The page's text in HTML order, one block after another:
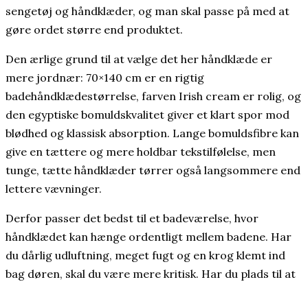
sengetøj og håndklæder, og man skal passe på med at
gøre ordet større end produktet.
Den ærlige grund til at vælge det her håndklæde er
mere jordnær: 70×140 cm er en rigtig
badehåndklædestørrelse, farven Irish cream er rolig, og
den egyptiske bomuldskvalitet giver et klart spor mod
blødhed og klassisk absorption. Lange bomuldsfibre kan
give en tættere og mere holdbar tekstilfølelse, men
tunge, tætte håndklæder tørrer også langsommere end
lettere vævninger.
Derfor passer det bedst til et badeværelse, hvor
håndklædet kan hænge ordentligt mellem badene. Har
du dårlig udluftning, meget fugt og en krog klemt ind
bag døren, skal du være mere kritisk. Har du plads til at